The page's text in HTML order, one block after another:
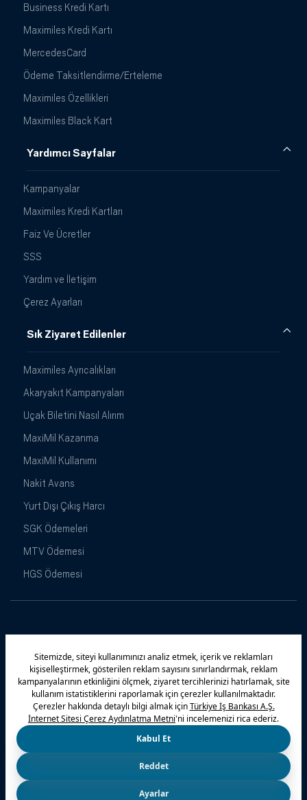
Business Kredi Kartı
Maximiles Kredi Kartı
MercedesCard
Ödeme Taksitlendirme/Erteleme
Maximiles Özellikleri
Maximiles Black Kart
Yardımcı Sayfalar
Kampanyalar
Maximiles Kredi Kartları
Faiz Ve Ücretler
SSS
Yardım ve İletişim
Çerez Ayarları
Sık Ziyaret Edilenler
Maximiles Ayrıcalıkları
Akaryakıt Kampanyaları
Uçak Biletini Nasıl Alırım
MaxiMil Kazanma
MaxiMil Kullanımı
Nakit Avans
Yurt Dışı Çıkış Harcı
SGK Ödemeleri
MTV Ödemesi
HGS Ödemesi
© 2026 Türkiye İş Bankası A.Ş.
Maximiles Kampanyalar Yasal Uyarı Güvenlik
Gizlilik Politikamız Bilgi Toplumu Hizmetleri
Çerez Politikası Kişisel Verilerin Korunması